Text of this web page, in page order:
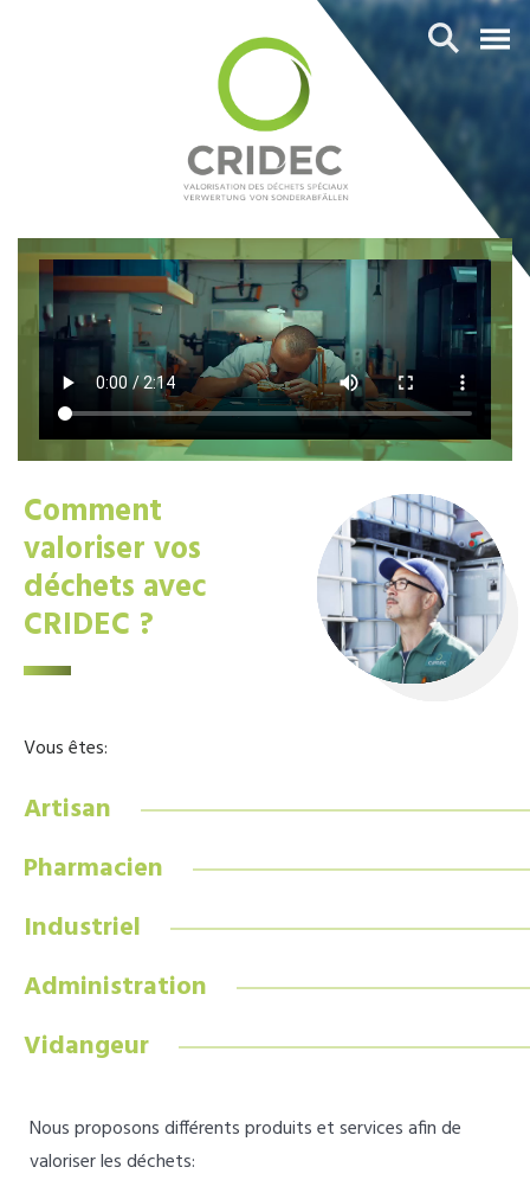
Comment
valoriser vos
déchets avec
CRIDEC ?
Vous êtes:
Artisan
Pharmacien
Industriel
Administration
Vidangeur
Nous proposons différents produits et services afin de
valoriser les déchets: